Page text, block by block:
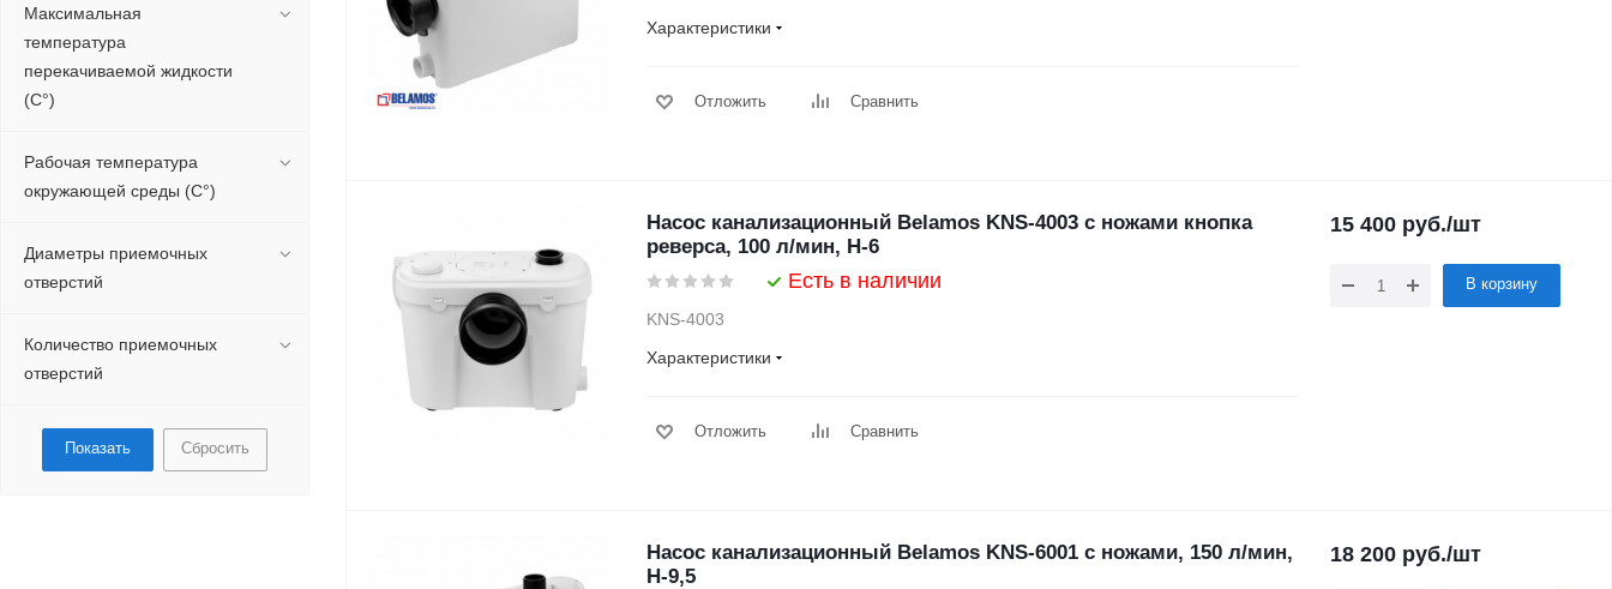
Характеристики
Отложить Сравнить
Насос канализационный Belamos KNS-4003 с ножами кнопка
реверса, 100 л/мин, Н-6
Есть в наличии
KNS-4003
Характеристики
Отложить Сравнить
15 400 руб./шт
В корзину
Насос канализационный Belamos KNS-6001 с ножами, 150 л/мин,
Н-9,5
18 200 руб./шт
Максимальная
температура
перекачиваемой жидкости
(С°)
Рабочая температура
окружающей среды (С°)
Диаметры приемочных
отверстий
Количество приемочных
отверстий
Сбросить